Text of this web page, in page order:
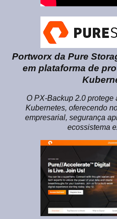
Portworx da Pure
em plataforma de
O PX-Backup 2.0
Kubernetes, oferecendo
empresarial, segurança
ecossistema